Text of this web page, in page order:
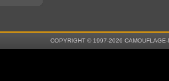
COPYRIGHT © 1997-2026 CAMOUFLAGE-